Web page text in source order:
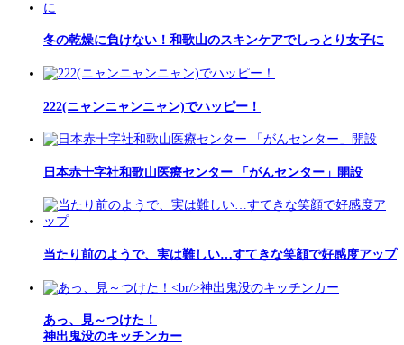
冬の乾燥に負けない！和歌山のスキンケアでしっとり女子に
222(ニャンニャンニャン)でハッピー！
日本赤十字社和歌山医療センター 「がんセンター」開設
当たり前のようで、実は難しい…すてきな笑顔で好感度アップ
あっ、見～つけた！
神出鬼没のキッチンカー